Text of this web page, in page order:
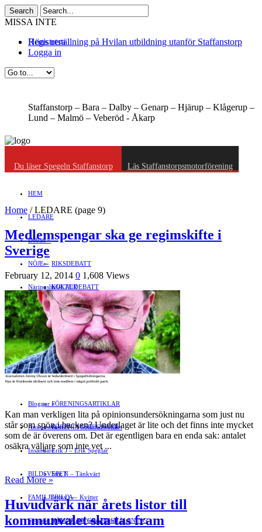
MISSA INTE
Höns utställning på Hvilan utbildning utanför Staffanstorp
Registrera
Logga in
Staffanstorp – Bara – Dalby – Genarp – Hjärup – Klågerup –
Lund – Malmö – Veberöd - Åkarp
Du läser Spegeln Staffanstorp Läs Staffanstorpsmotorförening
HEM
LEDARE
Debatt »
RIKSDEBATT
LOKALDEBATT
STAFFANSTORPS FULLMÄKTIGE
VAL 2014
NÖJE »
KULTUR
Mat
RESOR
EVENEMANG
Evenemangskalender
Näringsliv »
JOBB
HANDEL
FÖRETAGSREGISTER
Föreningsliv »
FÖRENINGAR
SPORT
DJUR
FÖRENINGSARTIKLAR
FÖRENINGSREGISTER
HÄLSA
Motor
PORTRÄTT
Bloggar »
Gert Å – I Småstadsvimlet
Erik J – Erik Speglar
Stig N – Tänkvärt
Jenny A – Kvitter
Yrsa – Hand med Hund
Annonsera
Insändare
BILDSVEPET
FAMILJEBILD »
LÄMNA EN GRATTISHÄLSNING
Spegeln Info
Home /LEDARE (page 9)
Medlemspengar ska ge regimskifte i
Sverige
February 12, 2014 0 1,608 Views
Kan man verkligen lita på opinionsun­dersökningarna som just nu
står som spön i backen? Underlaget är lite och det finns inte mycket
som de är över­ens om. Det är egentligen bara en enda sak: antalet
osäkra väljare som inte vet ...
Read More »
Huvudvärk när årets listor till
kommunvalet ska tas fram